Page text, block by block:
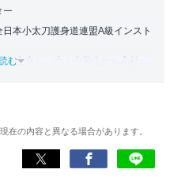
ー
本小太刀護身道連盟A級インスト
を主宰し、小・中学生から高齢者
ヘルスケアアプリの活用法を、
広く発信している。
む
在の内容と異なる場合があります。